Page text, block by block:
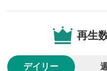
SNSやメールなどで動画
ー内にあります。
再生
デイリー